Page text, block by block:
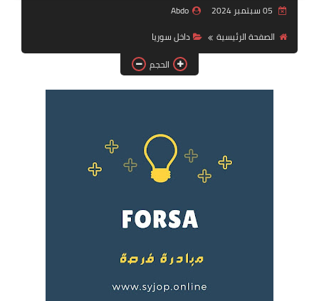
فرص عمل في العراق
فرص عمل في اليمن
دورات تدريبية
Abdo
الصفحة الرئيسية
داخل سوريا
الحجم